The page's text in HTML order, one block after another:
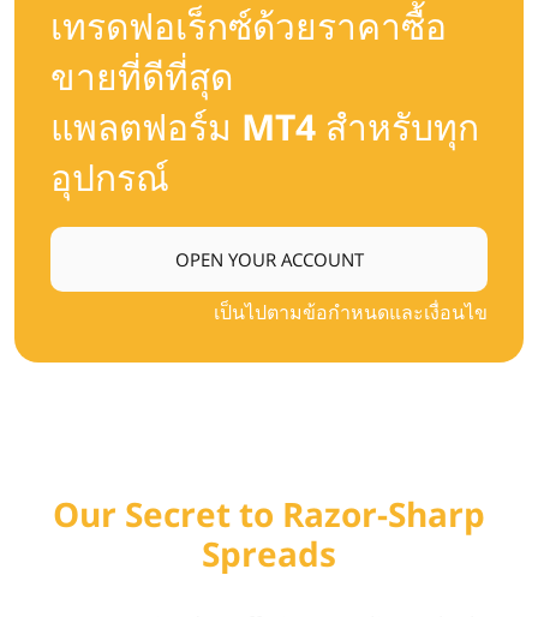
เทรดฟอเร็กซ์ด้วยราคาซื้อ
ขายที่ดีที่สุด
แพลตฟอร์ม MT4 สำหรับทุก
อุปกรณ์
OPEN YOUR ACCOUNT
เป็นไปตามข้อกำหนดและเงื่อนไข
Our Secret to Razor-Sharp
Spreads